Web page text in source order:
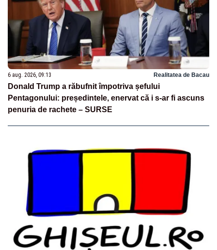
6 aug. 2026, 09:13 Realitatea de Bacau
Donald Trump a răbufnit împotriva șefului
Pentagonului: președintele, enervat că i s-ar fi ascuns
penuria de rachete – SURSE